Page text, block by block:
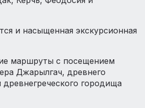
и насыщенная экскурсионная
маршруты с посещением
Джарылгач, древнего
древнегреческого городища